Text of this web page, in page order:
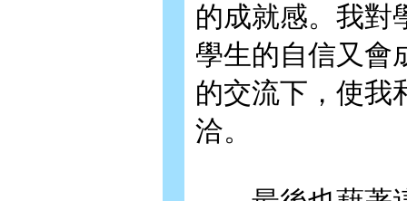
的成就感。我對
學生的自信又會
的交流下，使我
洽。